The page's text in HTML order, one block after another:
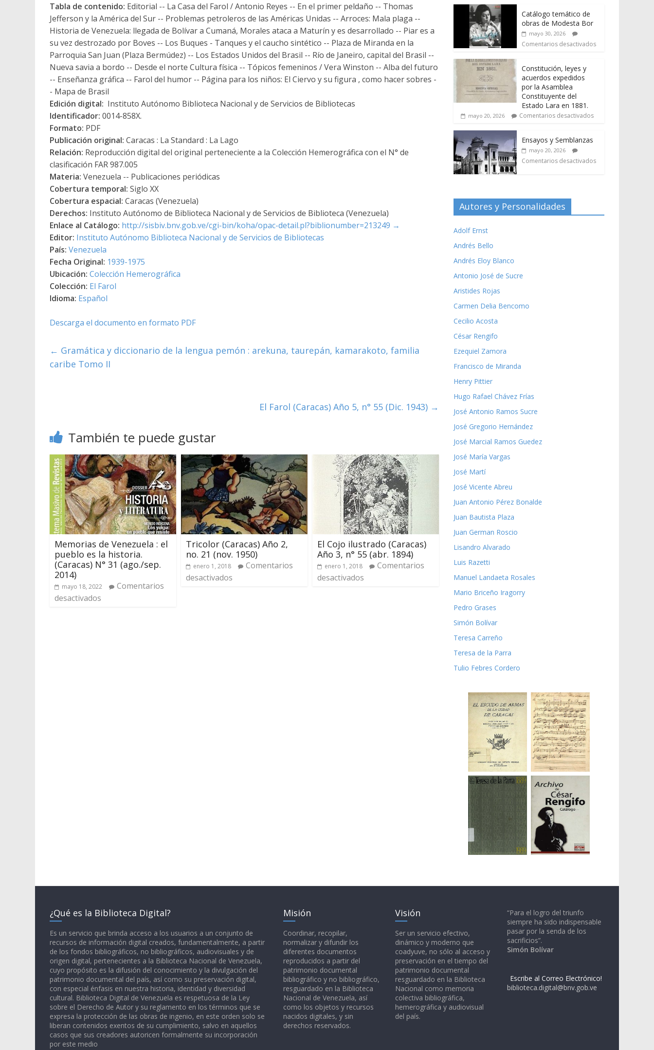
Tabla de contenido: Editorial -- La Casa del Farol / Antonio Reyes -- En el primer peldaño -- Thomas
Jefferson y la América del Sur -- Problemas petroleros de las Américas Unidas -- Arroces: Mala plaga --
Historia de Venezuela: llegada de Bolívar a Cumaná, Morales ataca a Maturín y es desarrollado -- Piar es a
su vez destrozado por Boves -- Los Buques - Tanques y el caucho sintético -- Plaza de Miranda en la
Parroquia San Juan (Plaza Bermúdez) -- Los Estados Unidos del Brasil -- Río de Janeiro, capital del Brasil --
Nueva savia a bordo -- Desde el norte Cultura física -- Tópicos femeninos / Vera Winston -- Alba del futuro
-- Enseñanza gráfica -- Farol del humor -- Página para los niños: El Ciervo y su figura , como hacer sobres -
- Mapa de Brasil
Edición digital: Instituto Autónomo Biblioteca Nacional y de Servicios de Bibliotecas
Identificador: 0014-858X.
Formato: PDF
Publicación original: Caracas : La Standard : La Lago
Relación: Reproducción digital del original perteneciente a la Colección Hemerográfica con el N° de
clasificación FAR 987.005
Materia: Venezuela -- Publicaciones periódicas
Cobertura temporal: Siglo XX
Cobertura espacial: Caracas (Venezuela)
Derechos: Instituto Autónomo de Biblioteca Nacional y de Servicios de Biblioteca (Venezuela)
Enlace al Catálogo: http://sisbiv.bnv.gob.ve/cgi-bin/koha/opac-detail.pl?biblionumber=213249 →
Editor: Instituto Autónomo Biblioteca Nacional y de Servicios de Bibliotecas
País: Venezuela
Fecha Original: 1939-1975
Ubicación: Colección Hemerográfica
Colección: El Farol
Idioma: Español
Descarga el documento en formato PDF
← Gramática y diccionario de la lengua pemón : arekuna, taurepán, kamarakoto, familia
caribe Tomo II
El Farol (Caracas) Año 5, n° 55 (Dic. 1943) →
También te puede gustar
Memorias de Venezuela : el
pueblo es la historia.
(Caracas) N° 31 (ago./sep.
2014)
mayo 18, 2022
Comentarios
desactivados
Tricolor (Caracas) Año 2,
no. 21 (nov. 1950)
enero 1, 2018
Comentarios
desactivados
El Cojo ilustrado (Caracas)
Año 3, n° 55 (abr. 1894)
enero 1, 2018
Comentarios
desactivados
Catálogo temático de
obras de Modesta Bor
mayo 30, 2026
Comentarios desactivados
Constitución, leyes y
acuerdos expedidos
por la Asamblea
Constituyente del
Estado Lara en 1881.
mayo 20, 2026 Comentarios desactivados
Ensayos y Semblanzas
mayo 20, 2026
Comentarios desactivados
Autores y Personalidades
Adolf Ernst
Andrés Bello
Andrés Eloy Blanco
Antonio José de Sucre
Aristides Rojas
Carmen Delia Bencomo
Cecilio Acosta
César Rengifo
Ezequiel Zamora
Francisco de Miranda
Henry Pittier
Hugo Rafael Chávez Frías
José Antonio Ramos Sucre
José Gregorio Hernández
José Marcial Ramos Guedez
José María Vargas
José Martí
José Vicente Abreu
Juan Antonio Pérez Bonalde
Juan Bautista Plaza
Juan German Roscio
Lisandro Alvarado
Luis Razetti
Manuel Landaeta Rosales
Mario Briceño Iragorry
Pedro Grases
Simón Bolívar
Teresa Carreño
Teresa de la Parra
Tulio Febres Cordero
¿Qué es la Biblioteca Digital?
Es un servicio que brinda acceso a los usuarios a un conjunto de
recursos de información digital creados, fundamentalmente, a partir
de los fondos bibliográficos, no bibliográficos, audiovisuales y de
origen digital, pertenecientes a la Biblioteca Nacional de Venezuela,
cuyo propósito es la difusión del conocimiento y la divulgación del
patrimonio documental del país, así como su preservación digital,
con especial énfasis en nuestra historia, identidad y diversidad
cultural. Biblioteca Digital de Venezuela es respetuosa de la Ley
sobre el Derecho de Autor y su reglamento en los términos que se
expresa la protección de las obras de ingenio, en este orden solo se
liberan contenidos exentos de su cumplimiento, salvo en aquellos
casos que sus creadores autoricen formalmente su incorporación
por este medio
Misión
Coordinar, recopilar,
normalizar y difundir los
diferentes documentos
reproducidos a partir del
patrimonio documental
bibliográfico y no bibliográfico,
resguardado en la Biblioteca
Nacional de Venezuela, así
como los objetos y recursos
nacidos digitales, y sin
derechos reservados.
Visión
Ser un servicio efectivo,
dinámico y moderno que
coadyuve, no sólo al acceso y
preservación en el tiempo del
patrimonio documental
resguardado en la Biblioteca
Nacional como memoria
colectiva bibliográfica,
hemerográfica y audiovisual
del país.
“Para el logro del triunfo
siempre ha sido indispensable
pasar por la senda de los
sacrificios”.
Simón Bolívar
Escribe al Correo Electrónico!
biblioteca.digital@bnv.gob.ve